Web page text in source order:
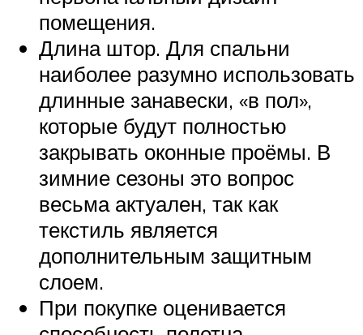
помещения.
Длина штор. Для спальни
наиболее разумно использовать
длинные занавески, «в пол»,
которые будут полностью
закрывать оконные проёмы. В
зимние сезоны это вопрос
весьма актуален, так как
текстиль является
дополнительным защитным
слоем.
При покупке оценивается